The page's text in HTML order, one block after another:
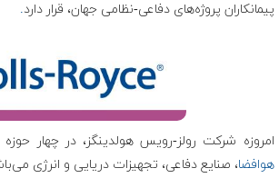
پیمانکاران پروژه‌های دفاعی-نظامی جهان، قرار دارد.
امروزه شرکت رولز-رویس هولدینگز، در چهار
هوافضا، صنایع دفاعی، تجهیزات دریایی و انرژی